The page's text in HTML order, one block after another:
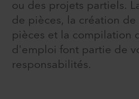
ou des projets partiels.
de pièces, la création
pièces et la compilation
d'emploi font partie de
responsabilités.